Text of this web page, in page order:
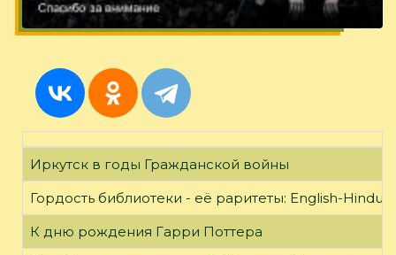
Иркутск в годы Гражданской войны
Гордость библиотеки - её раритеты: English-
К дню рождения Гарри Поттера